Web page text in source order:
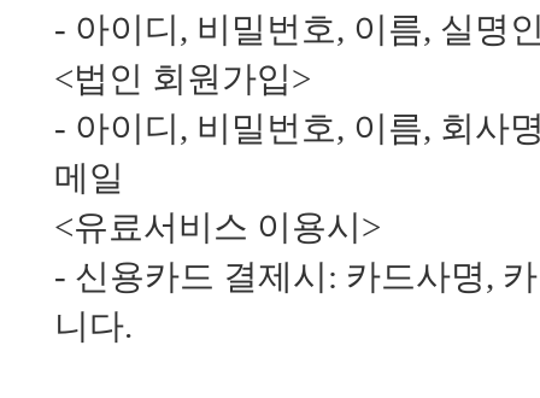
- 아이디, 비밀번호, 이름, 실명
<법인 회원가입>
- 아이디, 비밀번호, 이름, 회사
메일
<유료서비스 이용시>
- 신용카드 결제시: 카드사명,
니다.